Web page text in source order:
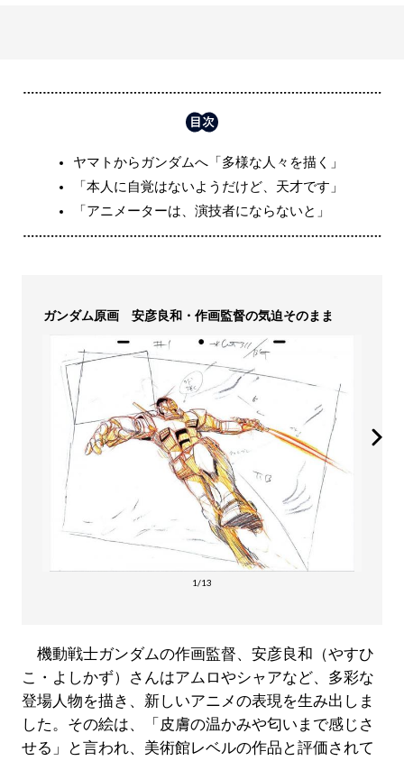
ヤマトからガンダムへ「多様な人々を描く」
「本人に自覚はないようだけど、天才です」
「アニメーターは、演技者にならないと」
ガンダム原画 安彦良和・作画監督の気迫そのまま
1/13
機動戦士ガンダムの作画監督、安彦良和（やすひ
こ・よしかず）さんはアムロやシャアなど、多彩な
登場人物を描き、新しいアニメの表現を生み出しま
した。その絵は、「皮膚の温かみや匂いまで感じさ
せる」と言われ、美術館レベルの作品と評価されて